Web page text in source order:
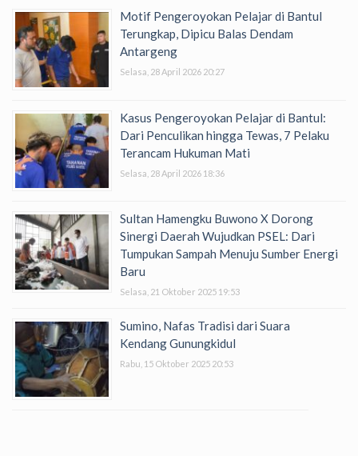
Motif Pengeroyokan Pelajar di Bantul
Terungkap, Dipicu Balas Dendam
Antargeng
Selasa, 28 April 2026 20:27
Kasus Pengeroyokan Pelajar di Bantul:
Dari Penculikan hingga Tewas, 7 Pelaku
Terancam Hukuman Mati
Selasa, 28 April 2026 18:36
Sultan Hamengku Buwono X Dorong
Sinergi Daerah Wujudkan PSEL: Dari
Tumpukan Sampah Menuju Sumber Energi
Baru
Selasa, 21 Oktober 2025 19:53
Sumino, Nafas Tradisi dari Suara
Kendang Gunungkidul
Rabu, 15 Oktober 2025 20:53